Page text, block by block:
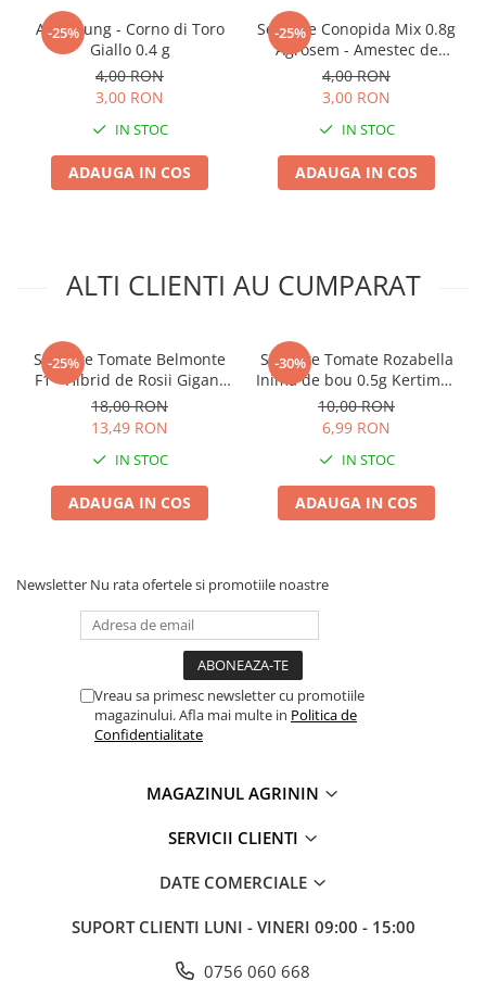
Chei fixe
Cleste
Colier / Faseta
Demarouri drujba
Feronerie si accesorii
Fierastraie manuale
Fire motocoasa
Flexuri si Polizoare
Gresor / Decalimetru
Hranitoare/ Adapatoare
Lama motofierastrau / drujba
Masca de sudura & accesori
Motocoasa
Motocoasa si consumabile /
accesorii
Sape/ Cazmale/ Lopeti
Surubelnite
-25%
Ardei lung - Corno di Toro
Giallo 0.4 g
4,00 RON
3,00 RON
IN STOC
ADAUGA IN COS
-25%
Seminte Conopida Mix 0.8g
Agrosem - Amestec de
Culori
4,00 RON
3,00 RON
IN STOC
ADAUGA IN COS
ALTI CLIENTI AU CUMPARAT
-25%
Seminte Tomate Belmonte
F1 - Hibrid de Rosii Gigant
Inima de Bou Extrem de
Carnoase si Gustoase
18,00 RON
13,49 RON
IN STOC
ADAUGA IN COS
-30%
Seminte Tomate Rozabella
Inima de bou 0.5g Kertimag
- Rosii Roz Mari si Gustoase
10,00 RON
6,99 RON
IN STOC
ADAUGA IN COS
Newsletter Nu rata ofertele si promotiile noastre
Vreau sa primesc newsletter cu promotiile
magazinului. Afla mai multe in Politica de
Confidentialitate
MAGAZINUL AGRININ
SERVICII CLIENTI
DATE COMERCIALE
SUPORT CLIENTI LUNI - VINERI 09:00 - 15:00
0756 060 668